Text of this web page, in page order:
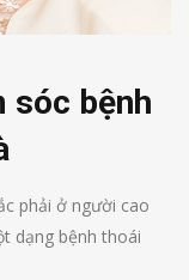
sóc bệnh
phải ở người cao
dạng bệnh thoái